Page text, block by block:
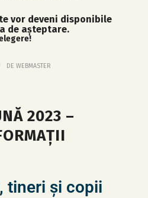
vor deveni disponibile
de așteptare.
DE WEBMASTER
2023 –
tineri și copii